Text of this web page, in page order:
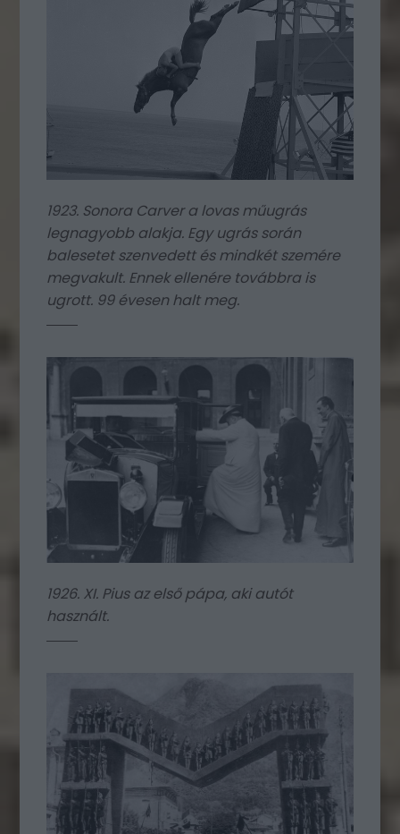
1923. Sonora Carver a lovas műugrás
legnagyobb alakja. Egy ugrás során
balesetet szenvedett és mindkét szemére
megvakult. Ennek ellenére továbbra is
ugrott. 99 évesen halt meg.
1926. XI. Pius az első pápa, aki autót
használt.